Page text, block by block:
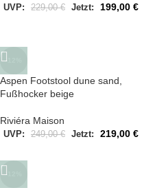
UVP: 229,00€ Jetzt: 199,00 €
-12%
Aspen Footstool dune sand,
Fußhocker beige
Riviéra Maison
UVP: 249,00€ Jetzt: 219,00 €
-12%